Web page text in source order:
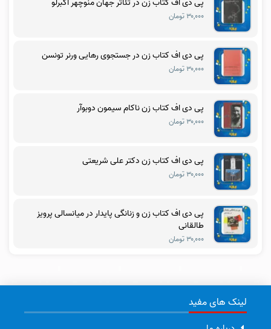
۳۰,۰۰۰ تومان
پی دی اف کتاب زن در جستجوی رهایی ورنر تونسن
۳۰,۰۰۰ تومان
پی دی اف کتاب زن ناکام سیمون دوبوآر
۳۰,۰۰۰ تومان
پی دی اف کتاب زن دکتر علی شریعتی
۳۰,۰۰۰ تومان
پی دی اف کتاب زن و زنانگی پایدار در میانسالی پرویز
طالقانی
۳۰,۰۰۰ تومان
لینک های مفید